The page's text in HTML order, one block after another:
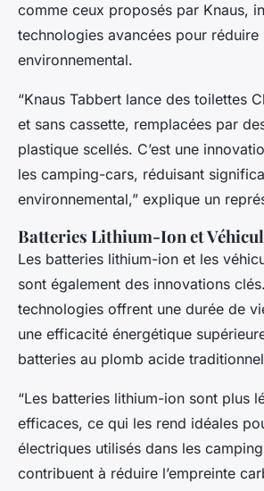
comme ceux proposés par Knaus,
technologies avancées pour réduire
environnemental.
“Knaus Tabbert lance des toilettes
et sans cassette, remplacées par
plastique scellés. C’est une
les camping-cars, réduisant
environnemental,” explique un
Batteries Lithium-Ion et
Les batteries lithium-ion et les
sont également des innovations
technologies offrent une durée de
une efficacité énergétique
batteries au plomb acide
“Les batteries lithium-ion sont plus
efficaces, ce qui les rend idéales
électriques utilisés dans les
contribuent à réduire l’empreinte